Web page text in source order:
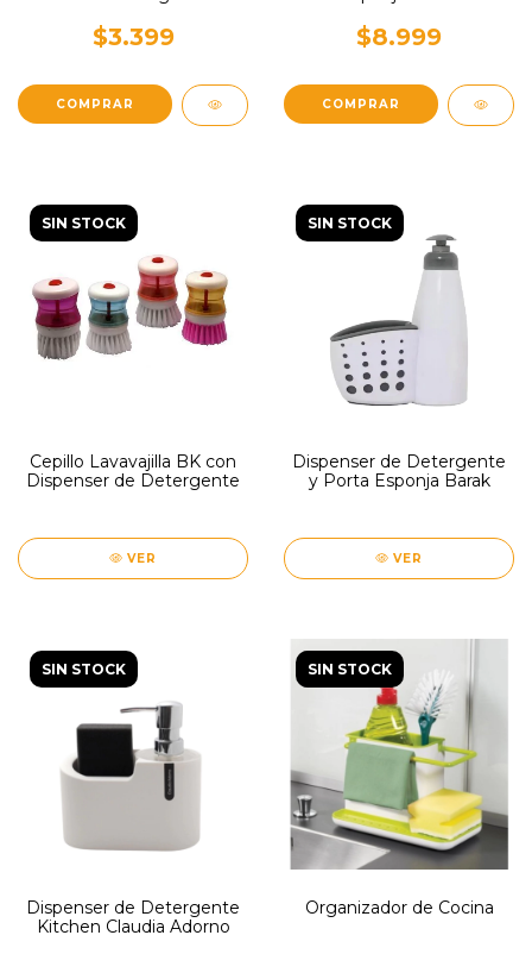
$3.399 $8.999
SIN STOCK
Cepillo Lavavajilla BK con
Dispenser de Detergente
VER
SIN STOCK
Dispenser de Detergente
y Porta Esponja Barak
VER
SIN STOCK
Dispenser de Detergente
Kitchen Claudia Adorno
SIN STOCK
Organizador de Cocina